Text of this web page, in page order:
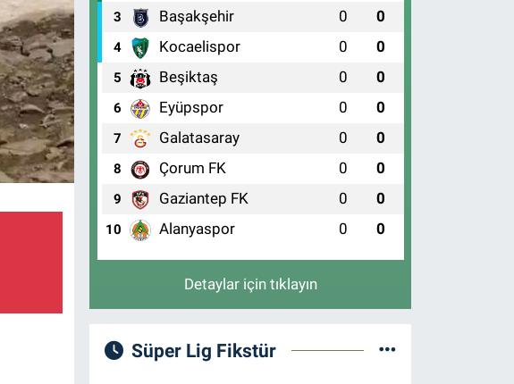
3 Başakşehir 0 0
4 Kocaelispor 0 0
5 Beşiktaş 0 0
6 Eyüpspor 0 0
7 Galatasaray 0 0
8 Çorum FK 0 0
9 Gaziantep FK 0 0
10 Alanyaspor 0 0
Detaylar için tıklayın
Süper Lig Fikstür